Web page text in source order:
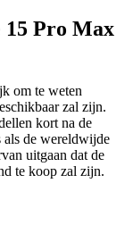
15 Pro Max
om te weten
zal zijn.
kort na de
als de wereldwijde
uitgaan dat de
te koop zal zijn.